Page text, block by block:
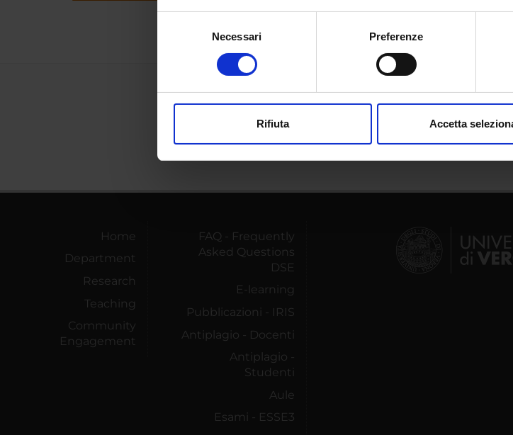
Con il tuo consenso, vorremmo anche:
raccogliere informazioni sulla tua posizione geografica, con
digitali).
modificare o ritirare il tuo consenso in qualsiasi momento dalla
Necessari Preferenze
Rifiuta Accetta
Home
Department
Research
Teaching
Community
Engagement
FAQ - Frequently
Asked Questions
DSE
E-learning
Pubblicazioni - IRIS
Antiplagio - Docenti
Antiplagio -
Studenti
Aule
Esami - ESSE3